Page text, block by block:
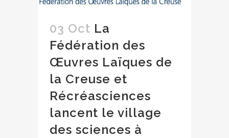
03 Oct La
Fédération des
Œuvres Laïques de
la Creuse et
Récréasciences
lancent le village
des sciences à